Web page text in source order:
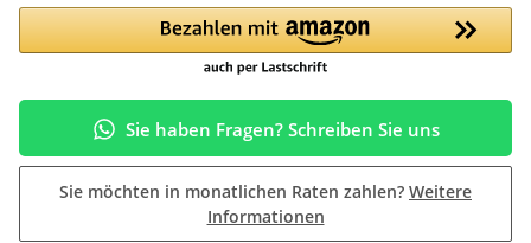
Sie haben Fragen? Schreiben Sie uns
Sie möchten in monatlichen Raten zahlen? Weitere
Informationen